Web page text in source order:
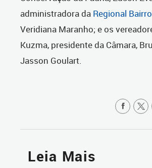
administradora da Regional
Veridiana Maranho; e os
Kuzma, presidente da Câmara,
Jasson Goulart.
Leia Mais